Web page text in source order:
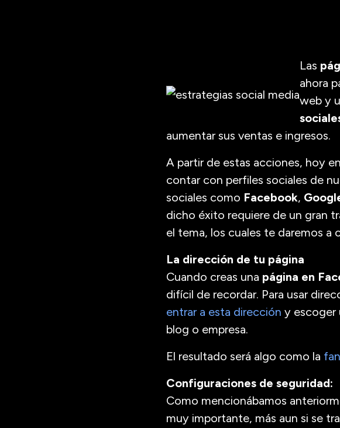
Las
ahora
web y
aumentar sus ventas e ingresos.
A partir de estas acciones, hoy
contar con perfiles sociales de
sociales como Facebook,
dicho éxito requiere de un gran
el tema, los cuales te daremos a
La dirección de tu página
Cuando creas una página en
difícil de recordar. Para usar
entrar a esta dirección y escoger
blog o empresa.
El resultado será algo como la
Configuraciones de seguridad:
Como mencionábamos
muy importante, más aun si se